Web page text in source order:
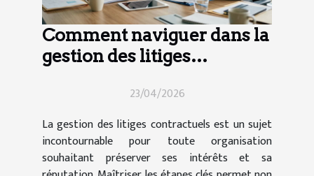
Comment naviguer dans la
gestion des litiges
23/04/2026
La gestion des litiges contractuels est un sujet
incontournable pour toute organisation
souhaitant préserver ses intérêts et sa